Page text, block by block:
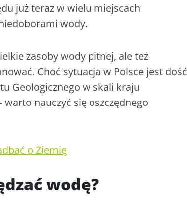
już teraz w wielu miejscach
wody.
zasoby wody pitnej, ale też
Choć sytuacja w Polsce jest dość
Geologicznego w skali kraju
nauczyć się oszczędnego
o Ziemię
wodę?